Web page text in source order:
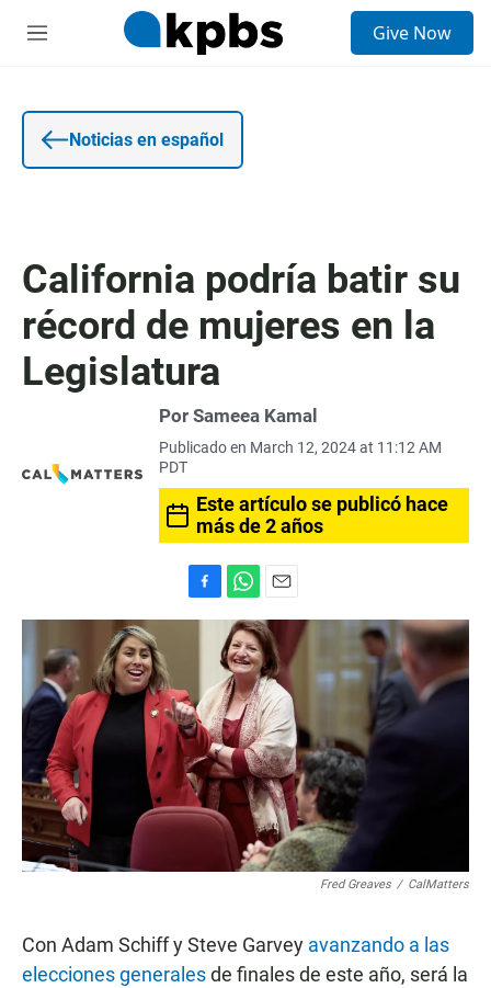
S
i
o
Give Now
Noticias en español
California podría batir su
récord de mujeres en la
Legislatura
Por Sameea Kamal
Publicado en March 12, 2024 at 11:12 AM
PDT
Este artículo se publicó hace
más de 2 años
a
b
o
o
k
h
a
t
s
A
p
p
m
a
i
l
Fred Greaves / CalMatters
Con Adam Schiff y Steve Garvey avanzando a las
elecciones generalesde finales de este año, será la